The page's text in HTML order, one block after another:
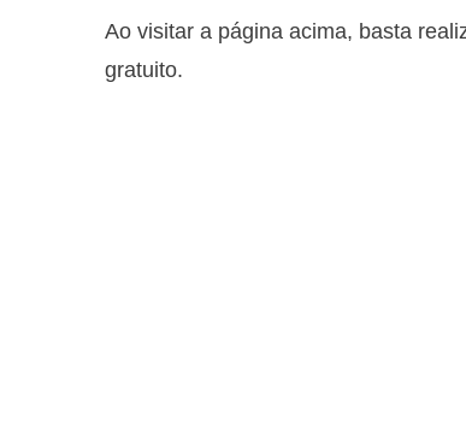
Ao visitar a página acima, basta
gratuito.